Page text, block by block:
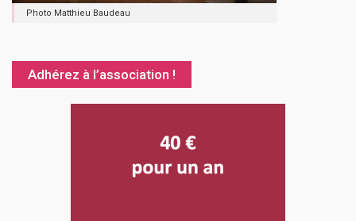
Photo Matthieu Baudeau
Adhérez à l’association !